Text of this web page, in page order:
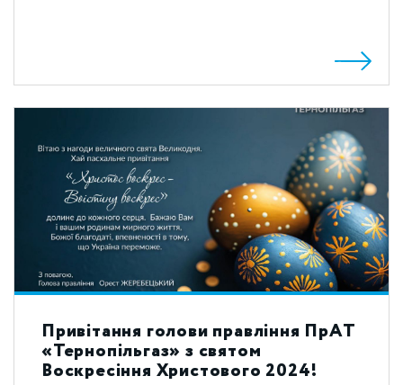
Привітання голови правління ПрАТ
«Тернопільгаз» з святом
Воскресіння Христового 2024!